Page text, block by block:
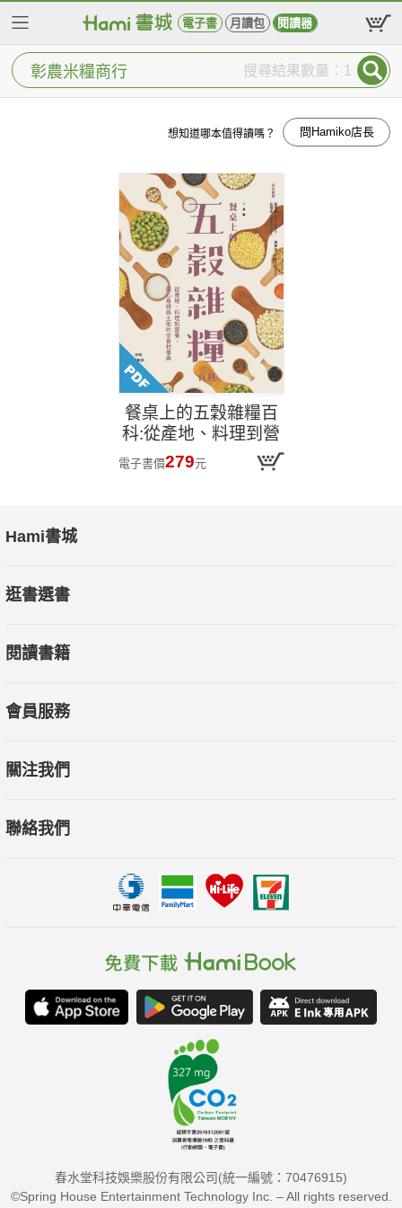
電子書 月讀包 閱讀器
搜尋結果數量：1
想知道哪本值得讀嗎？ 問Hamiko店長
餐桌上的五穀雜糧百
科:從產地、料理到營
養,關心身體與土地的
全食材事典
電子書價279元
Hami書城
逛書選書
閱讀書籍
會員服務
關注我們
聯絡我們
春水堂科技娛樂股份有限公司(統一編號：70476915)
©Spring House Entertainment Technology Inc. – All rights reserved.